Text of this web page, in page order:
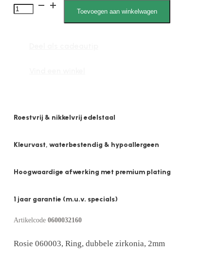
Rosie
Toevoegen aan winkelwagen
Roestvrij & nikkelvrij edelstaal
Kleurvast, waterbestendig & hypoallergeen
Hoogwaardige afwerking met premium plating
1 jaar garantie (m.u.v. specials)
Artikelcode 0600032160
Rosie 060003, Ring, dubbele zirkonia, 2mm